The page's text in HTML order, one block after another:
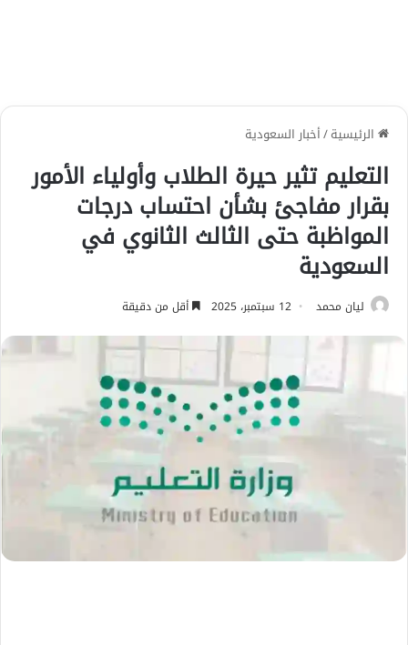
الرئيسية/أخبار السعودية
التعليم تثير حيرة الطلاب وأولياء الأمور
بقرار مفاجئ بشأن احتساب درجات
المواظبة حتى الثالث الثانوي في
السعودية
ليان محمد 12 سبتمبر، 2025 أقل من دقيقة